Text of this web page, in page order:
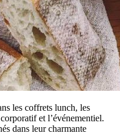
les coffrets lunch, les
et l’événementiel.
dans leur charmante